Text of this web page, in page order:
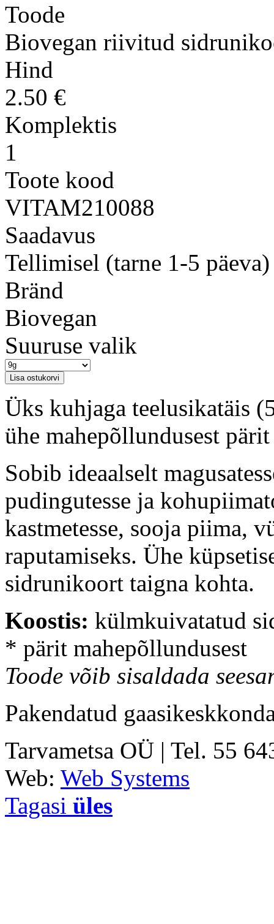
Toode
Biovegan riivitud
Hind
2.50 €
Komplektis
1
Toote kood
VITAM210088
Saadavus
Tellimisel (tarne 1-5 päeva)
Bränd
Biovegan
Suuruse valik
Üks kuhjaga teelusikatäis
ühe mahepõllundusest
Sobib ideaalselt
pudingutesse ja
kastmetesse, sooja piima,
raputamiseks. Ühe
sidrunikoort taigna kohta.
Koostis: külmkuivatatud
* pärit mahepõllundusest
Toode võib sisaldada
Pakendatud
Tarvametsa OÜ | Tel. 55
Web: Web Systems
Tagasi üles